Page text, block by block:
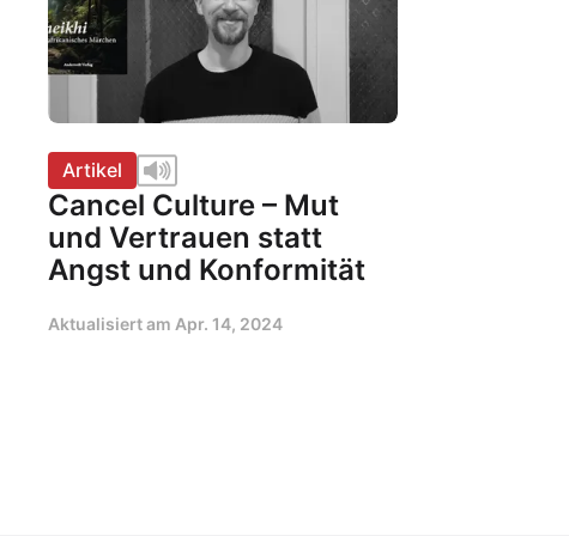
Artikel
Cancel Culture – Mut
und Vertrauen statt
Angst und Konformität
Aktualisiert am Apr. 14, 2024